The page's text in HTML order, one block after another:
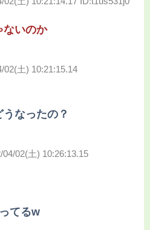
ないのか
02(土) 10:21:15.14
なったの？
04/02(土) 10:26:13.15
てるw